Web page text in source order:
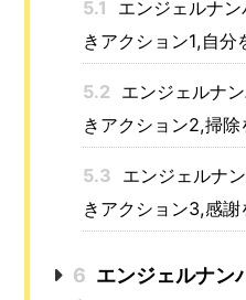
5.1
エンジェルナ
きアクション1,自分
5.2 エンジェルナ
きアクション2,掃除
5.3 エンジェルナ
きアクション3,感謝
6 エンジェルナン